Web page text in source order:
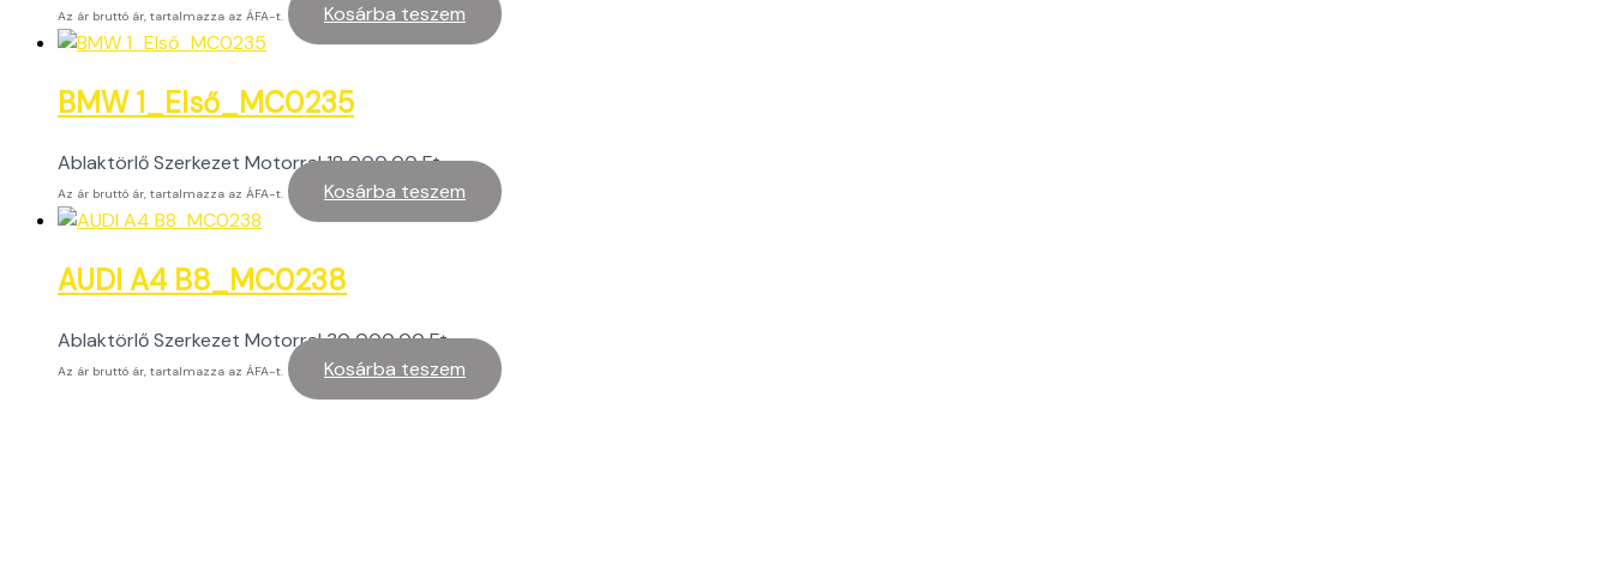
Az ár bruttó ár, tartalmazza az ÁFA-t. Kosárba teszem
BMW 1_Első_MC0235
Ablaktörlő Szerkezet Motorral18 000,00Ft
Az ár bruttó ár, tartalmazza az ÁFA-t. Kosárba teszem
AUDI A4 B8_MC0238
Ablaktörlő Szerkezet Motorral30 000,00Ft
Az ár bruttó ár, tartalmazza az ÁFA-t. Kosárba teszem